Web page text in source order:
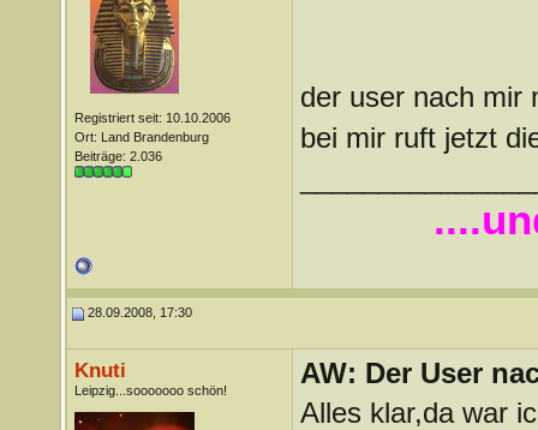
Registriert seit: 10.10.2006
Ort: Land Brandenburg
Beiträge: 2.036
der user nach mir
bei mir ruft jetzt
28.09.2008, 17:30
Knuti
Leipzig...sooooooo schön!
AW: Der User
Alles klar,da war